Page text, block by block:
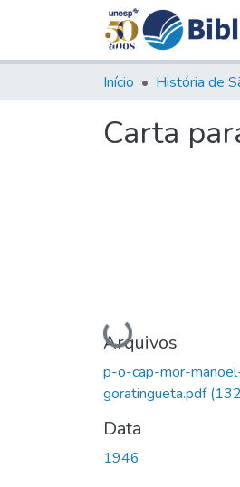
Início História de
Carta
Carregando...
Arquivos
p-o-cap-mor-
goratingueta.pdf
Data
1946